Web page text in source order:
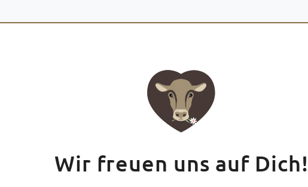
Wir freuen uns auf Dich!